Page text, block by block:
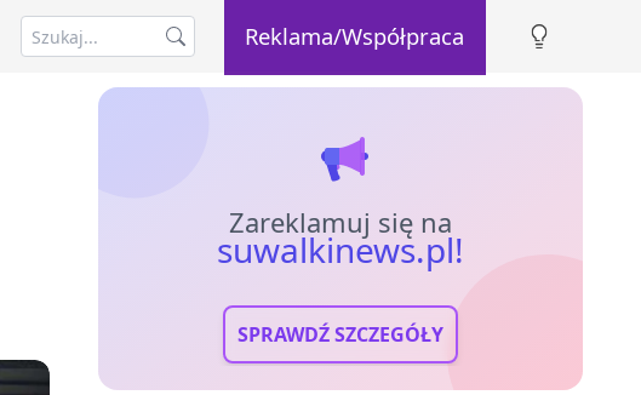
Reklama/Współpraca
Zareklamuj się na
suwalkinews.pl!
SPRAWDŹ SZCZEGÓŁY